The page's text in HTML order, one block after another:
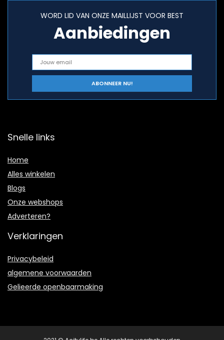
WORD LID VAN ONZE MAILLIJST VOOR BEST
Aanbiedingen
Snelle links
Home
Alles winkelen
Blogs
Onze webshops
Adverteren?
Verklaringen
Privacybeleid
algemene voorwaarden
Gelieerde openbaarmaking